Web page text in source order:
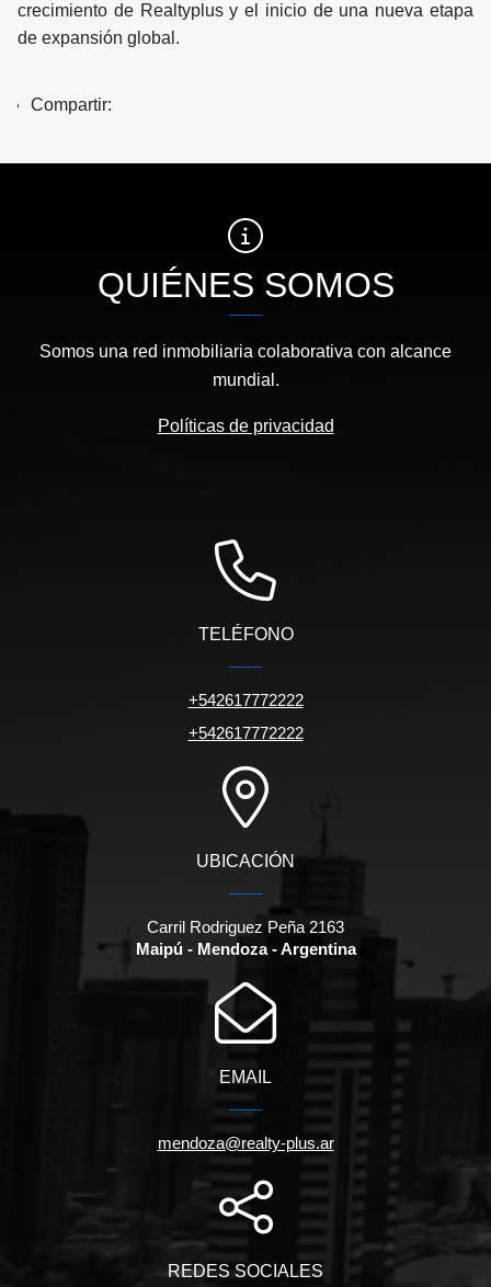
crecimiento de Realtyplus y el inicio de una nueva etapa
de expansión global.
Compartir:
QUIÉNES SOMOS
Somos una red inmobiliaria colaborativa con alcance
mundial.
Políticas de privacidad
TELÉFONO
+542617772222
+542617772222
UBICACIÓN
Carril Rodriguez Peña 2163
Maipú - Mendoza - Argentina
EMAIL
mendoza@realty-plus.ar
REDES SOCIALES